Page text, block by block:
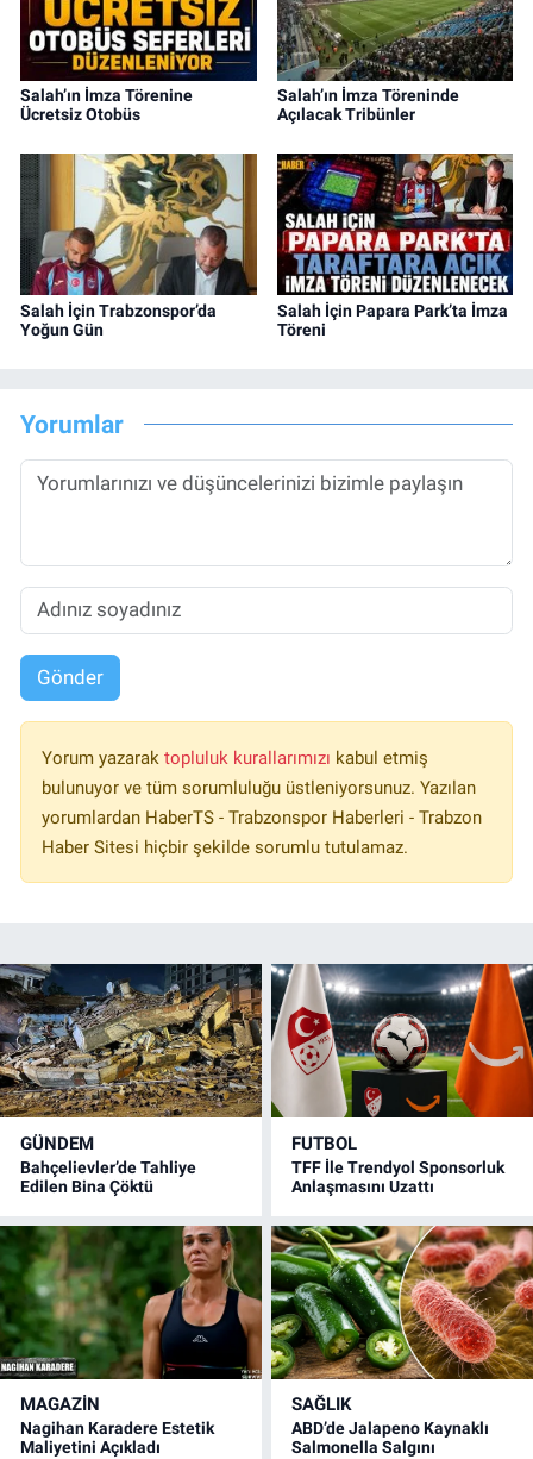
Salah’ın İmza Törenine
Ücretsiz Otobüs
Salah’ın İmza Töreninde
Açılacak Tribünler
Salah İçin Trabzonspor’da
Yoğun Gün
Salah İçin Papara Park’ta İmza
Töreni
Yorumlar
Gönder
Yorum yazarak topluluk kurallarımızı kabul etmiş
bulunuyor ve tüm sorumluluğu üstleniyorsunuz. Yazılan
yorumlardan HaberTS - Trabzonspor Haberleri - Trabzon
Haber Sitesi hiçbir şekilde sorumlu tutulamaz.
GÜNDEM
Bahçelievler’de Tahliye
Edilen Bina Çöktü
FUTBOL
TFF İle Trendyol Sponsorluk
Anlaşmasını Uzattı
MAGAZİN
Nagihan Karadere Estetik
Maliyetini Açıkladı
SAĞLIK
ABD’de Jalapeno Kaynaklı
Salmonella Salgını